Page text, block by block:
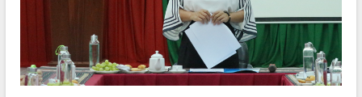
Hội thảo góp ý hồ sơ điều chỉnh quy
hoạch tỉnh Đắk Lắk thời kỳ 2021-2030,
tầm nhìn đến năm 2050
Nâng cao hiệu quả hoạt động của các
doanh nghiệp nhà nước